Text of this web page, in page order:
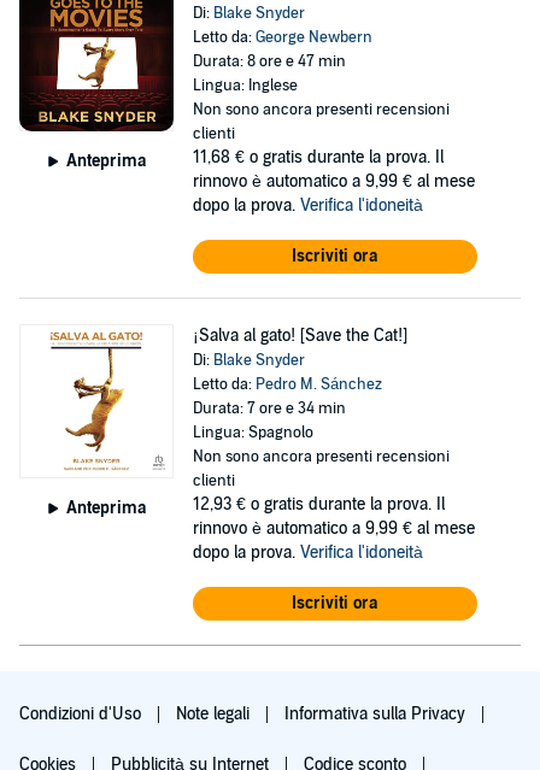
Anteprima
Di: Blake Snyder
Letto da:George Newbern
Durata: 8 ore e 47 min
Lingua: Inglese
Non sono ancora presenti recensioni
clienti
11,68 € o gratis durante la prova. Il
rinnovo è automatico a 9,99 € al mese
dopo la prova. Verifica l'idoneità
Iscriviti ora
Anteprima
¡Salva al gato! [Save the Cat!]
Di: Blake Snyder
Letto da: Pedro M. Sánchez
Durata: 7 ore e 34 min
Lingua: Spagnolo
Non sono ancora presenti recensioni
clienti
12,93 € o gratis durante la prova. Il
rinnovo è automatico a 9,99 € al mese
dopo la prova. Verifica l'idoneità
Iscriviti ora
Condizioni d'Uso Note legali Informativa sulla Privacy
Cookies Pubblicità su Internet Codice sconto